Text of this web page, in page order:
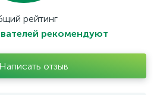
рейтинг
рекомендуют
Написать отзыв